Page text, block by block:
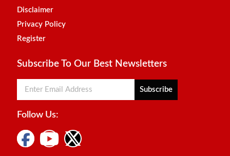
Disclaimer
Privacy Policy
Register
Subscribe To Our Best Newsletters
Subscribe
Follow Us: